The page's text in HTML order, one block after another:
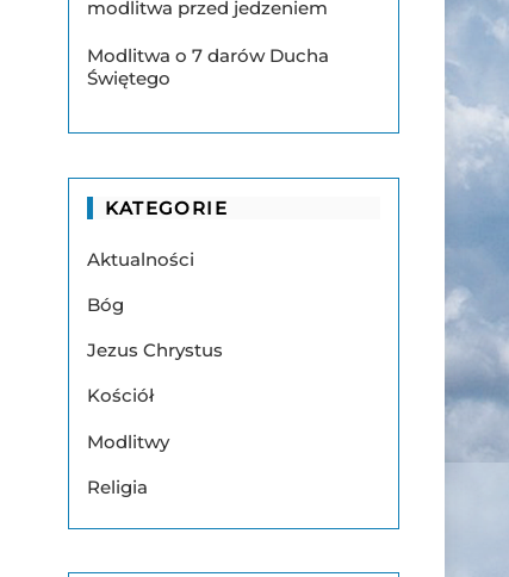
modlitwa przed jedzeniem
Modlitwa o 7 darów Ducha
Świętego
KATEGORIE
Aktualności
Bóg
Jezus Chrystus
Kościół
Modlitwy
Religia